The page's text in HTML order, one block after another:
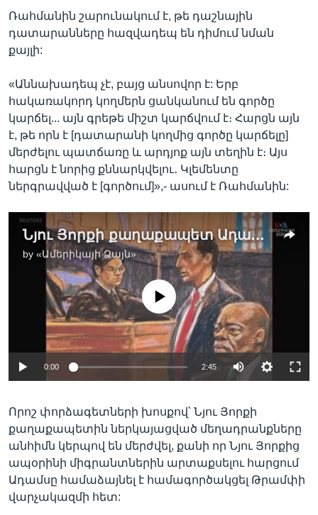
Ռահմանին շարունակում է, թե դաշնային
դատարանները հազվադեպ են դիմում նման
քայլի:
«Աննախադեպ չէ, բայց անսովոր է: Երբ
հակառակորդ կողմերն ցանկանում են գործը
կարճել... այն գրեթե միշտ կարճվում է։ Հարցն այն
է, թե որն է [դատարանի կողմից գործը կարճելը]
մերժելու պատճառը և արդյոք այն տեղին է։ Այս
հարցն է նորից քննարկվելու․ Կլեմենտը
ներգրավված է [գործում]»,- ասում է Ռահմանին:
Նյու Յորքի քաղաքապետ Ադամսին լարված օրեր են սպասվում՝ հետաձգված դատավարության ու աճող քաղաքական ճնշման պատճառով
by «Ամերիկայի Ձայն»
Auto 240p 360p 480p
720p 1080p
No media source currently available
0:00 2:45 Auto
360p
480p
720p
Որոշ փորձագետների խոսքով՝ Նյու Յորքի
քաղաքապետին ներկայացված մեղադրանքները
անհիմն կերպով են մերժվել, քանի որ Նյու Յորքից
ապօրինի միգրանտներին արտաքսելու հարցում
Ադամսը համաձայնել է համագործակցել Թրամփի
վարչակազմի հետ: